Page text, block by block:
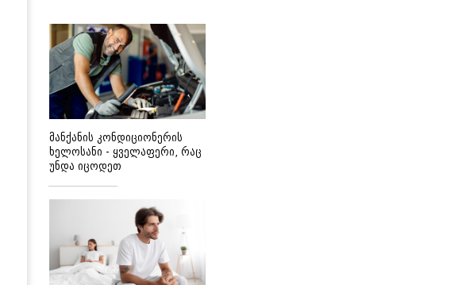
მანქანის კონდიციონერის
ხელოსანი - ყველაფერი, რაც
უნდა იცოდეთ